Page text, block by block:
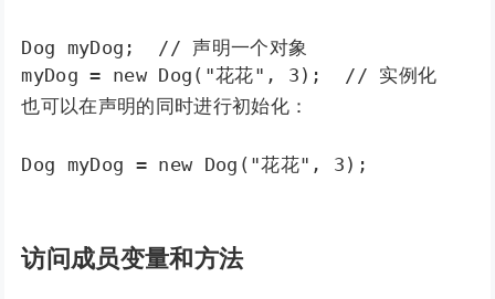
Dog myDog;  // 声明一个对象
myDog = new Dog("花花", 3);  // 实例化
也可以在声明的同时进行初始化：
Dog myDog = new Dog("花花", 3);
访问成员变量和方法